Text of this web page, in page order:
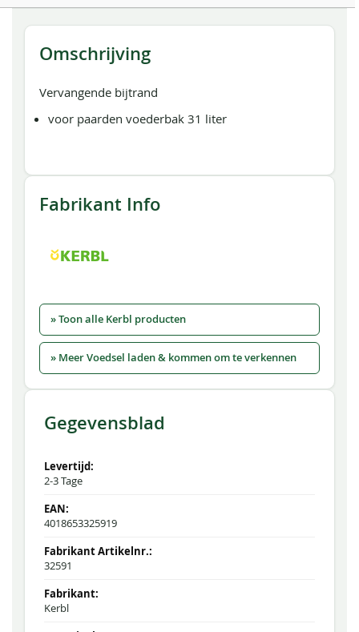
Omschrijving
Vervangende bijtrand
voor paarden voederbak 31 liter
Fabrikant Info
» Toon alle Kerbl producten
» Meer Voedsel laden & kommen om te verkennen
Gegevensblad
2-3 Tage
4018653325919
32591
Kerbl